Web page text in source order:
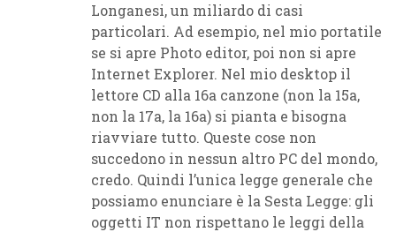
Longanesi, un miliardo di casi
particolari. Ad esempio, nel mio portatile
se si apre Photo editor, poi non si apre
Internet Explorer. Nel mio desktop il
lettore CD alla 16a canzone (non la 15a,
non la 17a, la 16a) si pianta e bisogna
riavviare tutto. Queste cose non
succedono in nessun altro PC del mondo,
credo. Quindi l’unica legge generale che
possiamo enunciare è la Sesta Legge: gli
oggetti IT non rispettano le leggi della